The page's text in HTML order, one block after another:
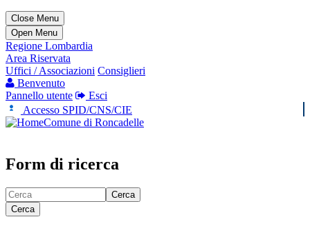
Close Menu
Open Menu
Regione Lombardia
Area Riservata
Uffici / Associazioni Consiglieri
Benvenuto
Pannello utente
Esci
Accesso SPID/CNS/CIE
Comune di Roncadelle
Form di ricerca
Cerca
Cerca